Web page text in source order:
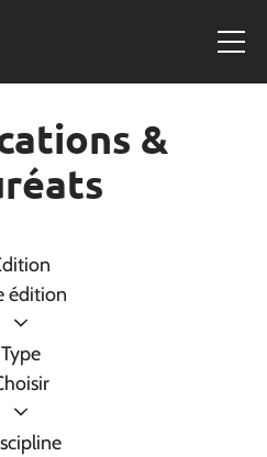
&
édition
Type